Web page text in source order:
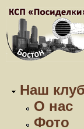
Наш клуб
О нас
Фото